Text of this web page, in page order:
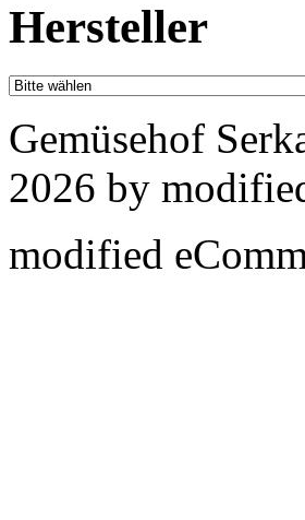
Hersteller
Gemüsehof
2026 by mod
modified